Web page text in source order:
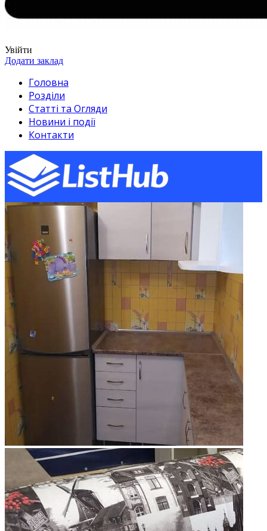
Увійти
Додати заклад
Головна
Розділи
Статті та Огляди
Новини і події
Контакти